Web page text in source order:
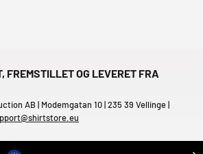
FREMSTILLET OG LEVERET FRA
AB | Modemgatan 10 | 235 39 Vellinge |